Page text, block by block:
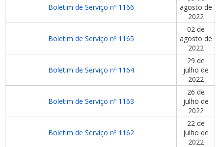
Boletim de Serviço nº 1166
agosto de
2022
Boletim de Serviço nº 1165
02 de
agosto de
2022
Boletim de Serviço nº 1164
29 de
julho de
2022
Boletim de Serviço nº 1163
26 de
julho de
2022
Boletim de Serviço nº 1162
22 de
julho de
2022